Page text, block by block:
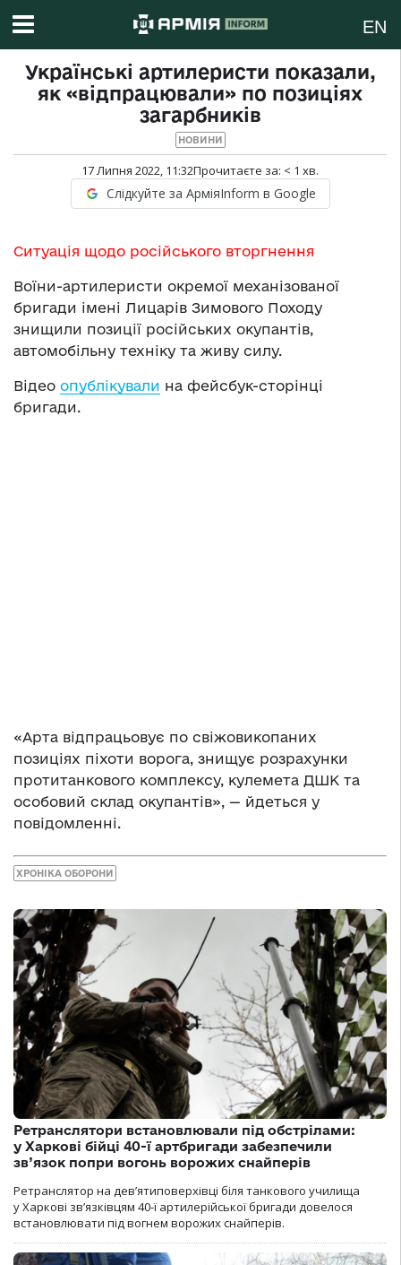
EN
Українські артилеристи показали,
як «відпрацювали» по позиціях
загарбників
НОВИНИ
17 Липня 2022, 11:32Прочитаєте за: < 1 хв.
Слідкуйте за АрміяInform в Google
Ситуація щодо російського вторгнення
Воїни-артилеристи окремої механізованої
бригади імені Лицарів Зимового Походу
знищили позиції російських окупантів,
автомобільну техніку та живу силу.
Відео опублікували на фейсбук-сторінці
бригади.
«Арта відпрацьовує по свіжовикопаних
позиціях піхоти ворога, знищує розрахунки
протитанкового комплексу, кулемета ДШК та
особовий склад окупантів», — йдеться у
повідомленні.
ХРОНІКА ОБОРОНИ
Ретранслятори встановлювали під обстрілами:
у Харкові бійці 40-ї артбригади забезпечили
зв’язок попри вогонь ворожих снайперів
Ретранслятор на дев’ятиповерхівці біля танкового училища
у Харкові зв’язківцям 40-ї артилерійської бригади довелося
встановлювати під вогнем ворожих снайперів.